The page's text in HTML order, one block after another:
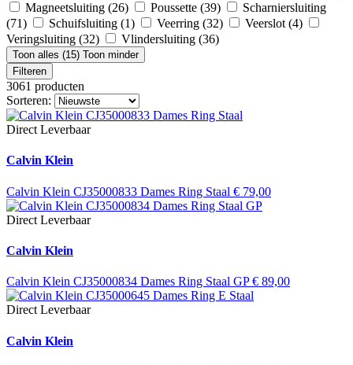
Magneetsluiting (26) Poussette (39)
Scharniersluiting
(71)
Schuifsluiting (1) Veerring (32) Veerslot (4)
Veringsluiting (32) Vlindersluiting (36)
Toon alles (15) Toon minder
Filteren
3061 producten
Sorteren:
Direct Leverbaar
Calvin Klein
Calvin Klein CJ35000833 Dames Ring Staal € 79,00
Direct Leverbaar
Calvin Klein
Calvin Klein CJ35000834 Dames Ring Staal GP€ 89,00
Direct Leverbaar
Calvin Klein